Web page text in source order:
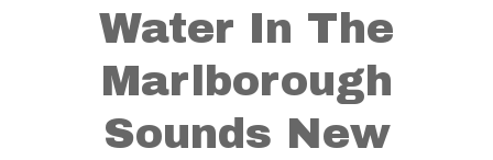
Water In The
Marlborough
Sounds New